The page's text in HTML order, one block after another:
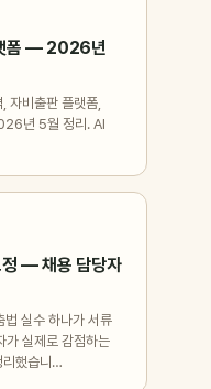
폼 — 2026년
자비출판 플랫폼,
년 5월 정리. AI
— 채용 담당자
실수 하나가 서류
가 실제로 감점하는
리했습니…